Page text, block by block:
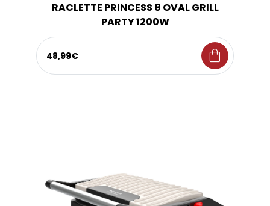
RACLETTE PRINCESS 8 OVAL GRILL
PARTY 1200W
48,99€ shopping_bag